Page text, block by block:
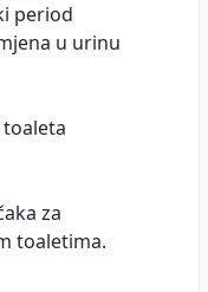
period
u urinu
za
toaletima.